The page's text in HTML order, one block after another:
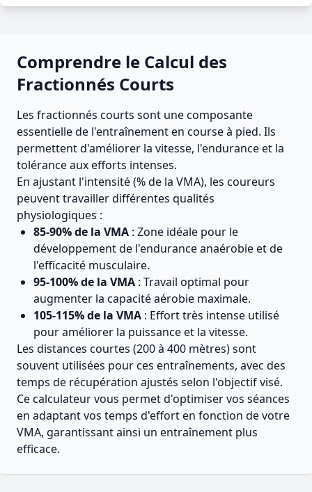
Comprendre le Calcul des
Fractionnés Courts
Les fractionnés courts sont une composante
essentielle de l'entraînement en course à pied. Ils
permettent d'améliorer la vitesse, l'endurance et la
tolérance aux efforts intenses.
En ajustant l'intensité (% de la VMA), les coureurs
peuvent travailler différentes qualités
physiologiques :
85-90% de la VMA : Zone idéale pour le
développement de l'endurance anaérobie et de
l'efficacité musculaire.
95-100% de la VMA : Travail optimal pour
augmenter la capacité aérobie maximale.
105-115% de la VMA : Effort très intense utilisé
pour améliorer la puissance et la vitesse.
Les distances courtes (200 à 400 mètres) sont
souvent utilisées pour ces entraînements, avec des
temps de récupération ajustés selon l'objectif visé.
Ce calculateur vous permet d'optimiser vos séances
en adaptant vos temps d'effort en fonction de votre
VMA, garantissant ainsi un entraînement plus
efficace.